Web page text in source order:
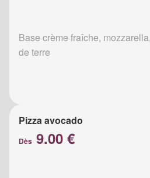
Base crème fraîche,
de terre
Pizza avocado
Dès 9.00 €